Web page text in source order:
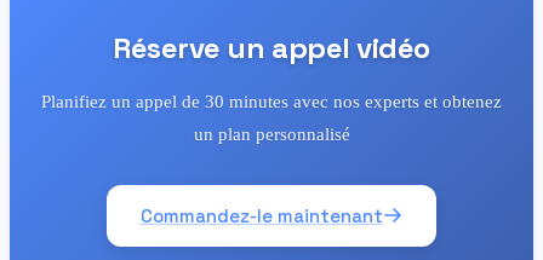
Réserve un appel vidéo
Planifiez un appel de 30 minutes avec nos experts et obtenez
un plan personnalisé
Commandez-le maintenant